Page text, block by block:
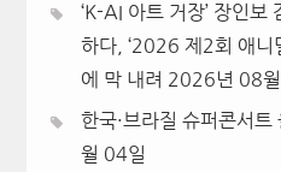
‘K-AI 아트 거장’ 장인보
하다, ‘2026 제2회 애니
에 막 내려 2026년 08
한국·브라질 슈퍼콘서트
월 04일